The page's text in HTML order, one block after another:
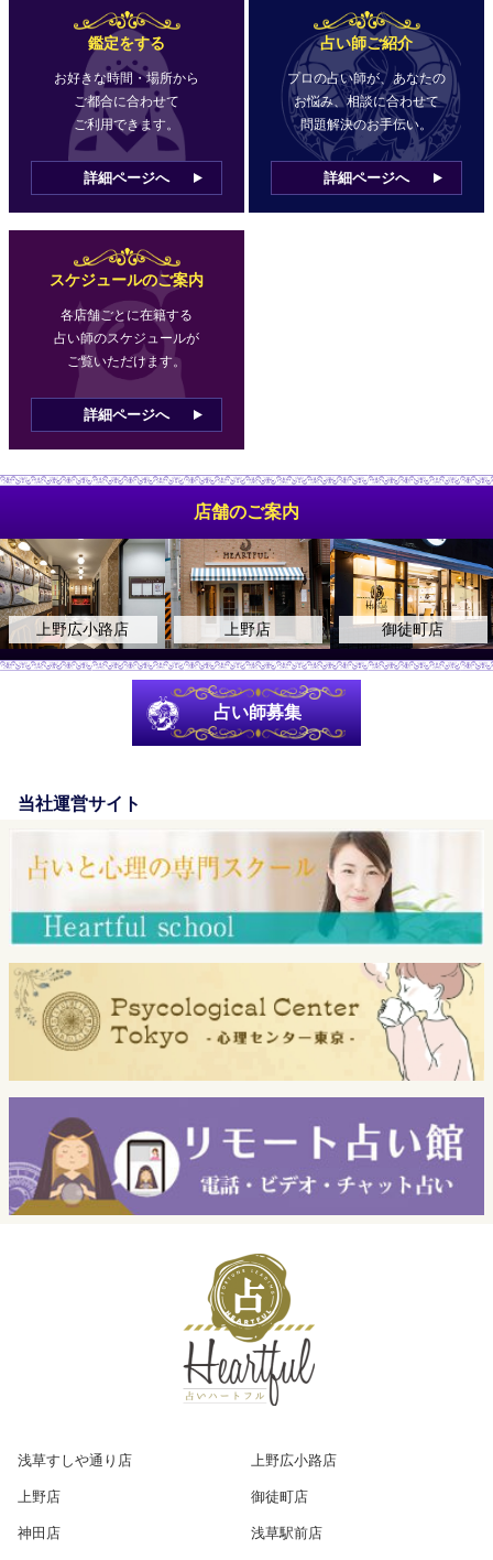
鑑定をする
お好きな時間・場所から
ご都合に合わせて
ご利用できます。
詳細ページへ
占い師ご紹介
プロの占い師が、あなたの
お悩み、相談に合わせて
問題解決のお手伝い。
詳細ページへ
スケジュールのご案内
各店舗ごとに在籍する
占い師のスケジュールが
ご覧いただけます。
詳細ページへ
店舗のご案内
上野広小路店 上野店 御徒町店
占い師募集
当社運営サイト
浅草すしや通り店
上野広小路店
上野店
御徒町店
神田店
浅草駅前店